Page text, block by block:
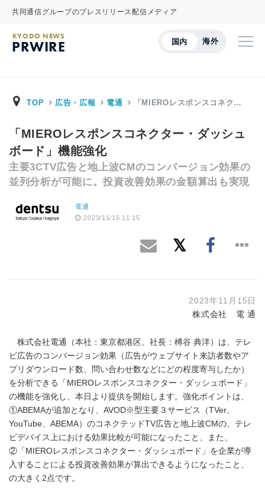
共同通信グループのプレスリリース配信メディア
国内 海外
KYODO NEWS
PRWIRE
TOP 広告・広報 電通 「MIEROレスポンスコネク…
「MIEROレスポンスコネクター・ダッシュ
ボード」機能強化
主要3CTV広告と地上波CMのコンバージョン効果の
並列分析が可能に。投資改善効果の金額算出も実現
電通
2023/11/15 11:15
2023年11月15日
株式会社 電 通
株式会社電通（本社：東京都港区、社長：榑谷 典洋）は、テレ
ビ広告のコンバージョン効果（広告がウェブサイト来訪者数やア
プリダウンロード数、問い合わせ数などにどの程度寄与したか）
を分析できる「MIEROレスポンスコネクター・ダッシュボード」
の機能を強化し、本日より提供を開始します。強化ポイントは、
①ABEMAが追加となり、AVOD※型主要３サービス（TVer、
YouTube、ABEMA）のコネクテッドTV広告と地上波CMの、テレ
ビデバイス上における効果比較が可能になったこと、また、
②「MIEROレスポンスコネクター・ダッシュボード」を企業が導
入することによる投資改善効果が算出できるようになったこと、
の大きく2点です。